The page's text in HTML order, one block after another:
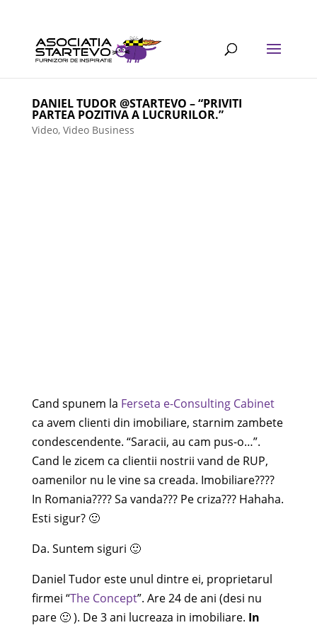
DANIEL TUDOR @STARTEVO – “PRIVITI
PARTEA POZITIVA A LUCRURILOR.”
Video, Video Business
Cand spunem la Ferseta e-Consulting Cabinet
ca avem clienti din imobiliare, starnim zambete
condescendente. “Saracii, au cam pus-o…”.
Cand le zicem ca clientii nostrii vand de RUP,
oamenilor nu le vine sa creada. Imobiliare????
In Romania???? Sa vanda??? Pe criza??? Hahaha.
Esti sigur? 🙂
Da. Suntem siguri 🙂
Daniel Tudor este unul dintre ei, proprietarul
firmei “The Concept”. Are 24 de ani (desi nu
pare 🙂 ). De 3 ani lucreaza in imobiliare. In